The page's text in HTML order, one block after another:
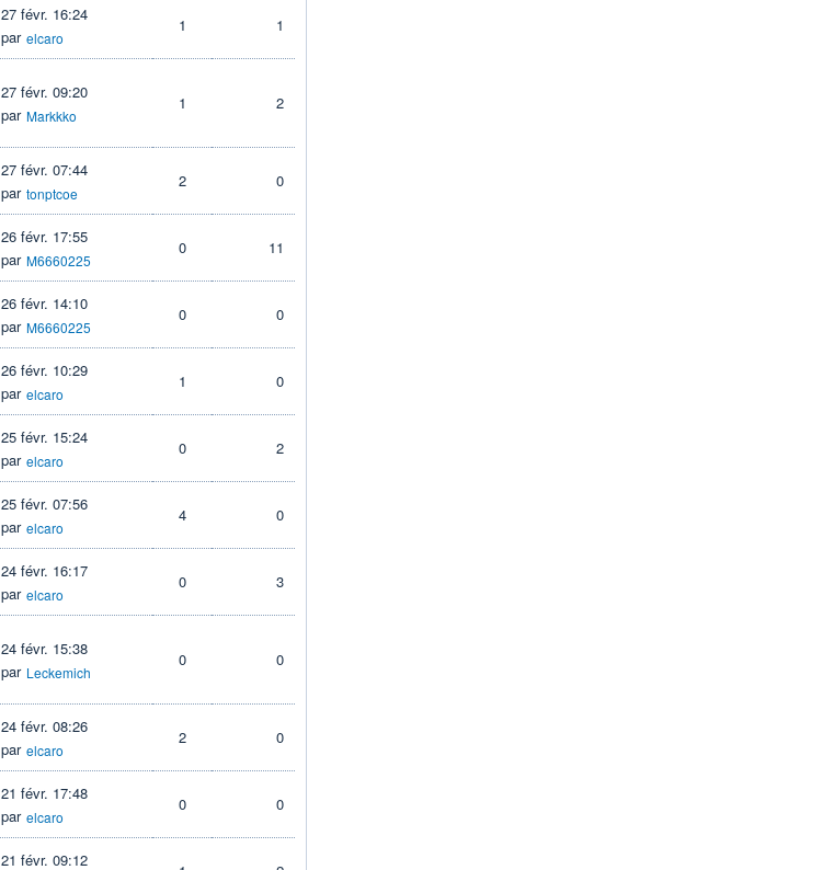
27 févr. 16:24
par elcaro
1 1
27 févr. 09:20
par Markkko
1 2
27 févr. 07:44
par tonptcoe
2 0
26 févr. 17:55
par M6660225
0 11
26 févr. 14:10
par M6660225
0 0
26 févr. 10:29
par elcaro
1 0
25 févr. 15:24
par elcaro
0 2
25 févr. 07:56
par elcaro
4 0
24 févr. 16:17
par elcaro
0 3
24 févr. 15:38
par Leckemich
0 0
24 févr. 08:26
par elcaro
2 0
21 févr. 17:48
par elcaro
0 0
21 févr. 09:12